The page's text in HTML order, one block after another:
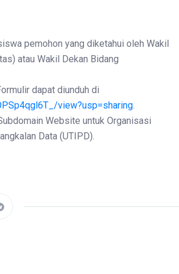
pemohon yang diketahui oleh Wakil
atau Wakil Dekan Bidang
dapat diunduh di
view?usp=sharing.
Website untuk Organisasi
Data (UTIPD).